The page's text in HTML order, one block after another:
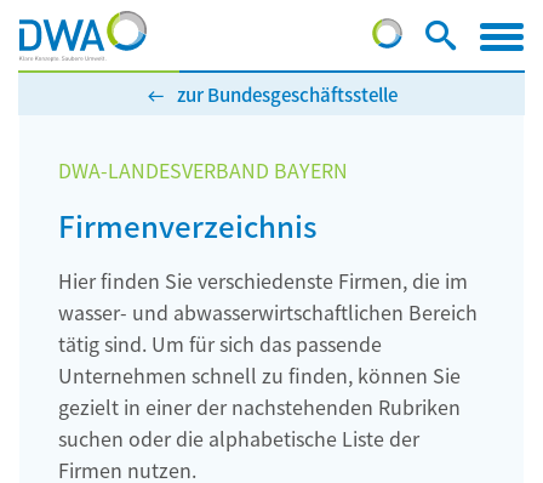
zur Bundesgeschäftsstelle
DWA-LANDESVERBAND BAYERN
Firmenverzeichnis
Hier finden Sie verschiedenste Firmen, die im
wasser- und abwasserwirtschaftlichen Bereich
tätig sind. Um für sich das passende
Unternehmen schnell zu finden, können Sie
gezielt in einer der nachstehenden Rubriken
suchen oder die alphabetische Liste der
Firmen nutzen.